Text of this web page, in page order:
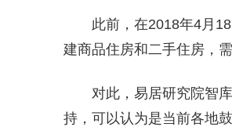
此前，在2018年4月
建商品住房和二手住房，
对此，易居研究院智
持，可以认为是当前各地